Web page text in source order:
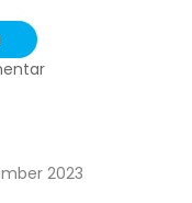
zu
2023